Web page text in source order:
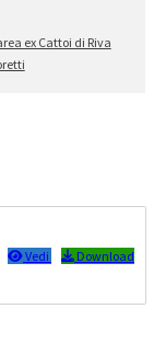
ex Cattoi di Riva
Vedi Download